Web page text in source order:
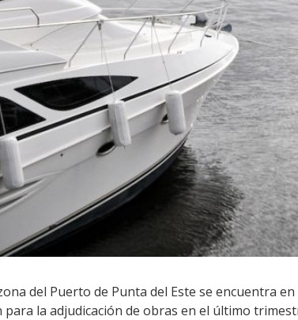
del Puerto de Punta del Este se encuentra
la adjudicación de obras en el último